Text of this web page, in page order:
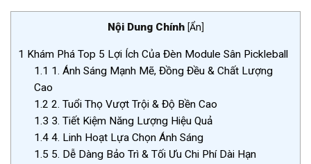
Nội Dung Chính [Ẩn]
1 Khám Phá Top 5 Lợi Ích Của Đèn Module Sân Pickleball
1.1 1. Ánh Sáng Mạnh Mẽ, Đồng Đều & Chất Lượng
Cao
1.2 2. Tuổi Thọ Vượt Trội & Độ Bền Cao
1.3 3. Tiết Kiệm Năng Lượng Hiệu Quả
1.4 4. Linh Hoạt Lựa Chọn Ánh Sáng
1.5 5. Dễ Dàng Bảo Trì & Tối Ưu Chi Phí Dài Hạn